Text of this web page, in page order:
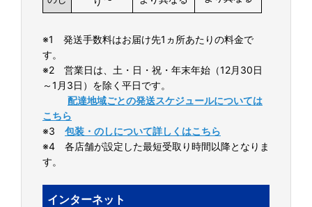
※1 発送手数料はお届け先1ヵ所あたりの料金で
す。
※2 営業日は、土・日・祝・年末年始（12月30日
～1月3日）を除く平日です。
配達地域ごとの発送スケジュールについては
こちら
※3
包装・のしについて詳しくはこちら
※4 各店舗が設定した最短受取り時間以降となりま
す。
インターネット